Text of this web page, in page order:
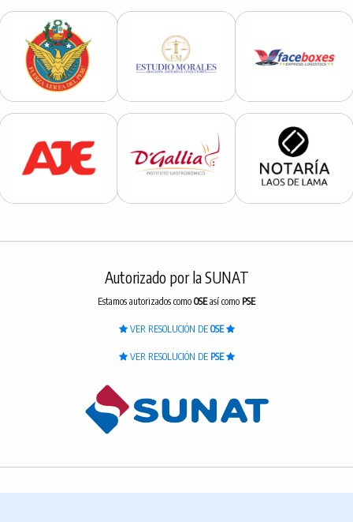
Autorizado por la SUNAT
Estamos autorizados como OSEasí como PSE
VER RESOLUCIÓN DE OSE
VER RESOLUCIÓN DE PSE